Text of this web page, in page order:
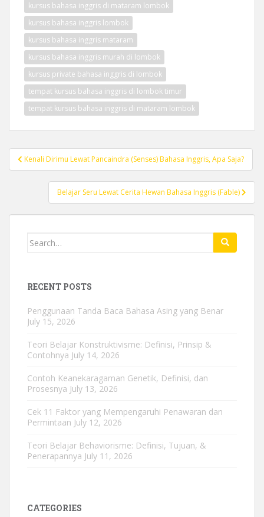
kursus bahasa inggris di mataram lombok
kursus bahasa inggris lombok
kursus bahasa inggris mataram
kursus bahasa inggris murah di lombok
kursus private bahasa inggris di lombok
tempat kursus bahasa inggris di lombok timur
tempat kursus bahasa inggris di mataram lombok
Post
navigation
Kenali Dirimu Lewat Pancaindra (Senses) Bahasa Inggris, Apa Saja?
Belajar Seru Lewat Cerita Hewan Bahasa Inggris (Fable)
Search
RECENT POSTS
Penggunaan Tanda Baca Bahasa Asing yang Benar
July 15, 2026
Teori Belajar Konstruktivisme: Definisi, Prinsip &
Contohnya July 14, 2026
Contoh Keanekaragaman Genetik, Definisi, dan
Prosesnya July 13, 2026
Cek 11 Faktor yang Mempengaruhi Penawaran dan
Permintaan July 12, 2026
Teori Belajar Behaviorisme: Definisi, Tujuan, &
Penerapannya July 11, 2026
CATEGORIES